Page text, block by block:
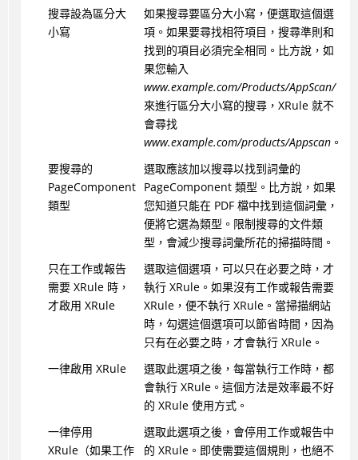
搜尋設為區分大
小寫
如果搜尋要區分大小寫，便選取這個選
項。如果要尋找相符項目，搜尋準則和
找到的項目必須完全相同。比方說，如
果您輸入
www.example.com/Products/AppScan/
來進行區分大小寫的搜尋，XRule 就不
會尋找
www.example.com/products/Appscan。
要搜尋的
PageComponent
類型
選取應該加以搜尋以找到詞彙的
PageComponent 類型。比方說，如果
您知道只能在 PDF 檔中找到這個詞彙，
便將它選為類型。限制搜尋的文件類
型，會減少搜尋詞彙所花的掃描時間。
只在工作或報告
需要 XRule 時，
才啟用 XRule
選取這個選項，可以只在必要之時，才
執行 XRule。如果沒有工作或報告需要
XRule，便不執行 XRule。當掃描網站
時，勾選這個選項可以節省時間，因為
只有在必要之時，才會執行 XRule。
一律啟用 XRule
選取此選項之後，每當執行工作時，都
會執行 XRule。這個方法是效率最不好
的 XRule 使用方式。
一律停用
XRule（如果工作
選取此選項之後，會停用工作或報告中
的 XRule。即使需要這個規則，也絕不